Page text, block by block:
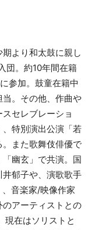
より和太鼓に親し
団。約10年間在籍
参加。鼓童在籍中
。その他、作曲や
セレブレーショ
特別演出公演「若
また歌舞伎俳優で
幽玄」で共演。国
郁子や、演歌歌手
音楽家/映像作家
アーティストとの
現在はソリストと